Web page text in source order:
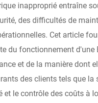
inapproprié entraîne
des difficultés de
Cet article
du fonctionnement d'une
et de la manière dont
des clients tels que la
et le contrôle des coûts à